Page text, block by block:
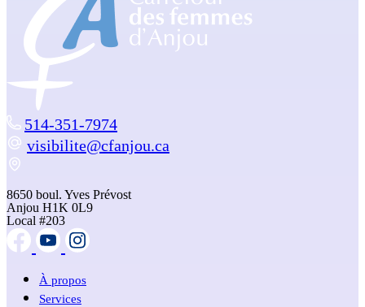
514-351-7974
visibilite@cfanjou.ca
8650 boul. Yves Prévost
Anjou H1K 0L9
Local #203
À propos
Services